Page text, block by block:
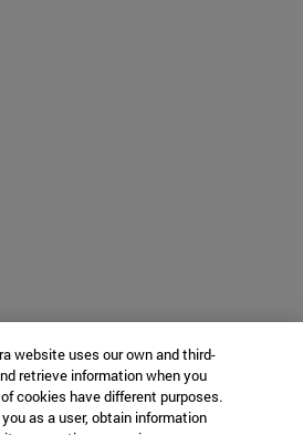
website uses our own and third-
retrieve information when you
cookies have different purposes.
as a user, obtain information